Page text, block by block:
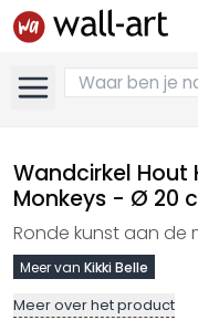
Wandcirkel Hout
Monkeys - Ø 20
Ronde kunst aan de
Meer van Kikki Belle
Meer over het product